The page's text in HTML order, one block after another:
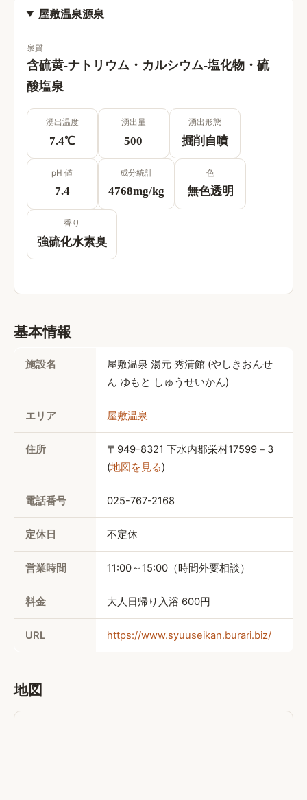
屋敷温泉源泉
泉質
含硫黄‐ナトリウム・カルシウム‐塩化物・硫
酸塩泉
湧出温度
7.4℃
湧出量
500
湧出形態
掘削自噴
pH 値
7.4
成分統計
4768mg/kg
色
無色透明
香り
強硫化水素臭
基本情報
施設名 屋敷温泉 湯元 秀清館 (やしきおんせ
ん ゆもと しゅうせいかん)
エリア 屋敷温泉
住所 〒949-8321 下水内郡栄村17599－3
(地図を見る)
電話番号 025-767-2168
定休日 不定休
営業時間 11:00～15:00（時間外要相談）
料金 大人日帰り入浴 600円
URL https://www.syuuseikan.burari.biz/
地図